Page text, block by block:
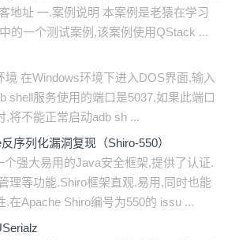
地址 一.案例说明 本案例是老猿在学习
的一个测试案例,该案例使用QStack ...
境 在Windows环境下进入DOS界面,输入
shell服务使用的端口是5037,如果此端口
,将不能正常启动adb sh ...
序列化漏洞复现（Shiro-550）
个强大易用的Java安全框架,提供了认证.
理等功能.Shiro框架直观.易用,同时也能
.在Apache Shiro编号为550的 issu ...